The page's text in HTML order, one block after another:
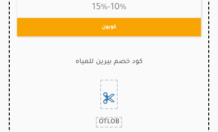
10%-15%
كوبون
كود خصم بيرين للمياه
OTLOB